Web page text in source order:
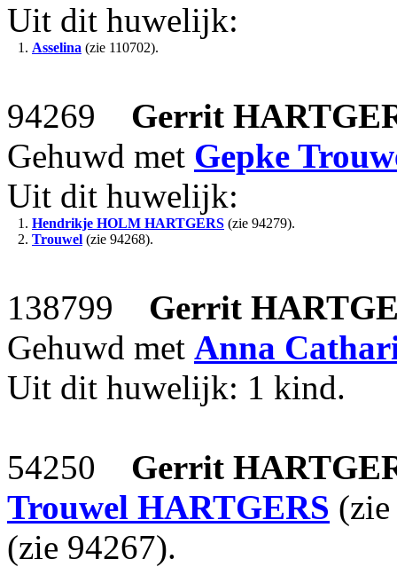
Uit dit huwelijk:
1. Asselina (zie 110702).
94269 Gerrit
Gehuwd met Gepke
Uit dit huwelijk:
1. Hendrikje HOLM HARTGERS (zie 94279).
2. Trouwel (zie 94268).
138799 Gerrit
Gehuwd met Anna
Uit dit huwelijk: 1 kind.
54250 Gerrit
Trouwel HARTGERS
(zie 94267).